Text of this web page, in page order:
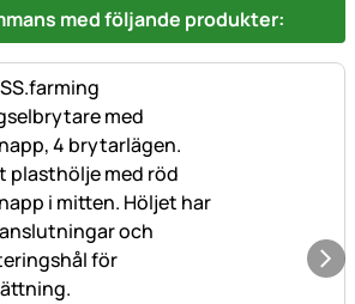
med följande produkter: